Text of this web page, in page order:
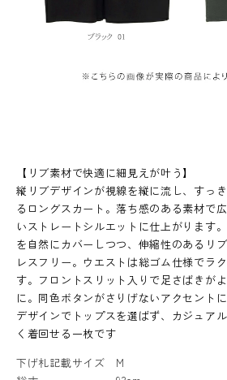
【リブ素材で快適に細見えが叶う】
縦リブデザインが視線を縦に流し、すっ
るロングスカート。落ち感のある素材で
いストレートシルエットに仕上がります
を自然にカバーしつつ、伸縮性のあるリ
レスフリー。ウエストは総ゴム仕様でラ
す。フロントスリット入りで足さばきが
に。同色ボタンがさりげないアクセント
デザインでトップスを選ばず、カジュア
く着回せる一枚です
下げ札記載サイズ
M